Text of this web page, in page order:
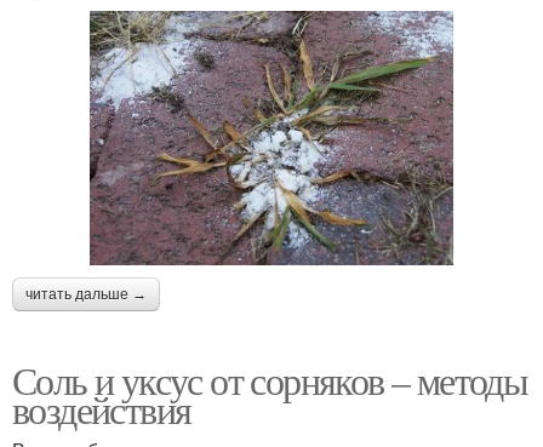
читать дальше →
Соль и уксус от сорняков – методы
воздействия